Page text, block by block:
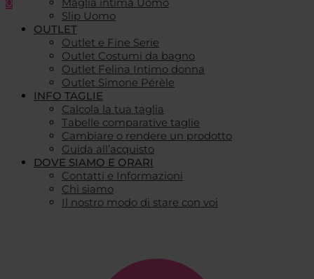
Slip Uomo
OUTLET
Outlet e Fine Serie
Outlet Costumi da bagno
Outlet Felina Intimo donna
Outlet Simone Pérèle
INFO TAGLIE
Calcola la tua taglia
Tabelle comparative taglie
Cambiare o rendere un prodotto
Guida all’acquisto
DOVE SIAMO E ORARI
Contatti e Informazioni
Chi siamo
Il nostro modo di stare con voi